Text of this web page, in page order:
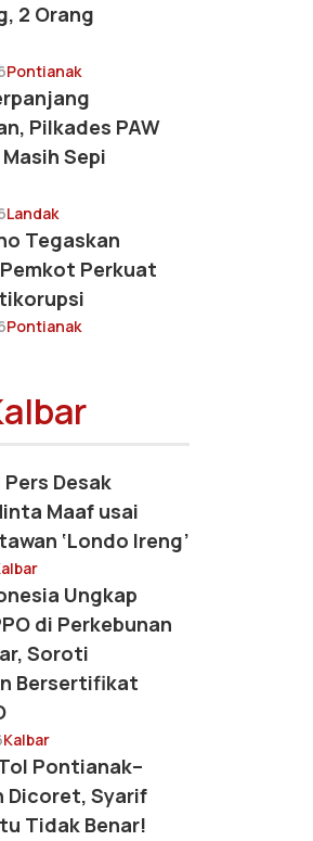
2 Orang
Pontianak
Pilkades PAW
Sepi
Landak
Tegaskan
Perkuat
Pontianak
Desak
Maaf usai
‘Londo Ireng’
Ungkap
di Perkebunan
Soroti
Bersertifikat
Kalbar
Pontianak–
Dicoret, Syarif
Tidak Benar!